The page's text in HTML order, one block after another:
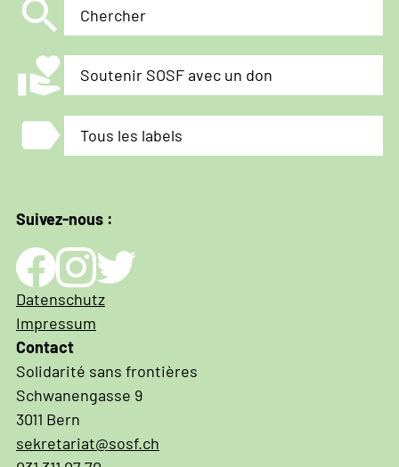
search Chercher
volunteer_activism Soutenir SOSF avec un don
label Tous les labels
Suivez-nous :
Impressum
und
Datenschutz
Datenschutz
Impressum
Contact
Solidarité sans frontières
Schwanengasse 9
3011 Bern
sekretariat@sosf.ch